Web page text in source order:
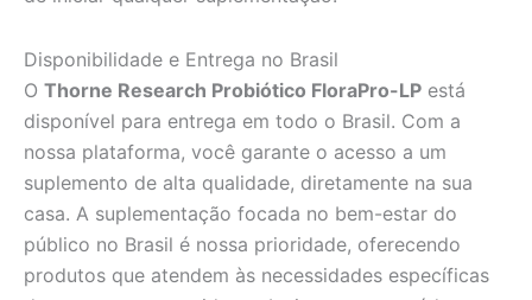
Disponibilidade e Entrega no Brasil
O Thorne Research Probiótico FloraPro-LP está
disponível para entrega em todo o Brasil. Com a
nossa plataforma, você garante o acesso a um
suplemento de alta qualidade, diretamente na sua
casa. A suplementação focada no bem-estar do
público no Brasil é nossa prioridade, oferecendo
produtos que atendem às necessidades específicas